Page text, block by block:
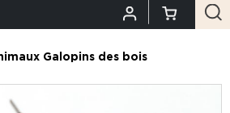
Galopins des bois